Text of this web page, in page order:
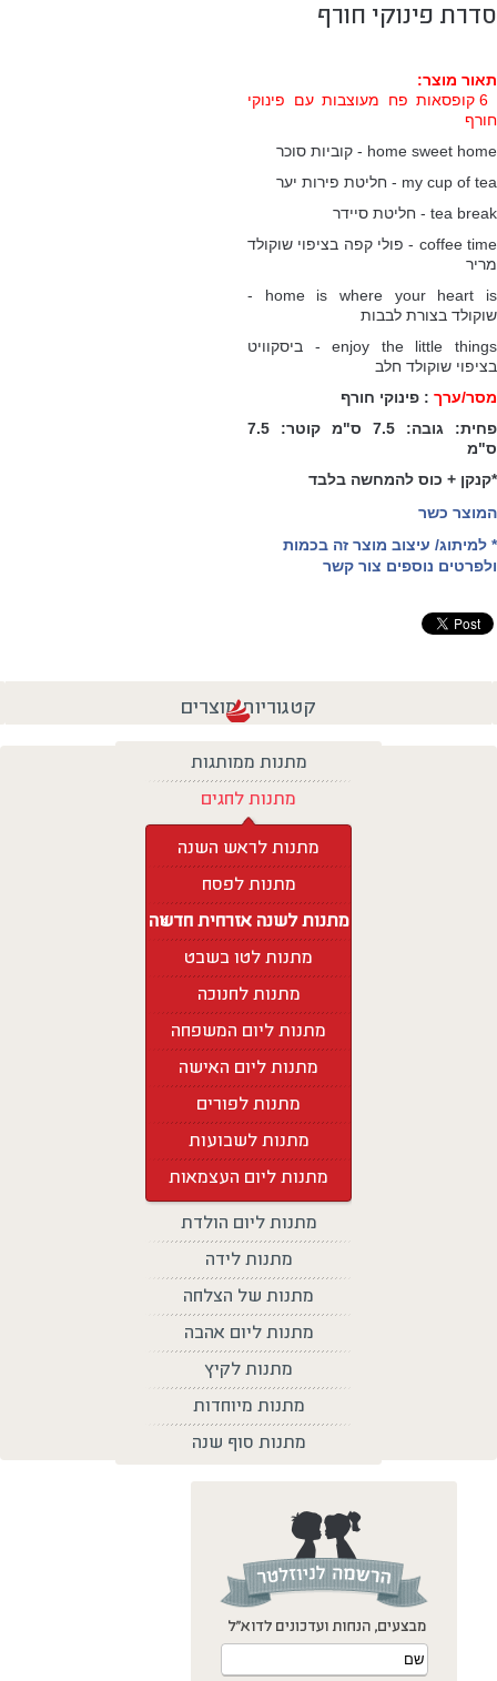
סדרת פינוקי חורף
תאור מוצר:
6 קופסאות פח מעוצבות עם פינוקי
חורף
home sweet home - קוביות סוכר
my cup of tea - חליטת פירות יער
tea break - חליטת סיידר
coffee time - פולי קפה בציפוי שוקולד
מריר
home is where your heart is -
שוקולד בצורת לבבות
enjoy the little things - ביסקוויט
בציפוי שוקולד חלב
מסר/ערך : פינוקי חורף
פחית: גובה: 7.5 ס"מ קוטר: 7.5
ס"מ
*קנקן + כוס להמחשה בלבד
המוצר כשר
* למיתוג/ עיצוב מוצר זה בכמות
ולפרטים נוספים צור קשר
קטגוריות מוצרים
מתנות ממותגות
מתנות לחגים
מתנות לראש השנה
מתנות לפסח
מתנות לשנה אזרחית חדשה
מתנות לטו בשבט
מתנות לחנוכה
מתנות ליום המשפחה
מתנות ליום האישה
מתנות לפורים
מתנות לשבועות
מתנות ליום העצמאות
מתנות ליום הולדת
מתנות לידה
מתנות של הצלחה
מתנות ליום אהבה
מתנות לקיץ
מתנות מיוחדות
מתנות סוף שנה